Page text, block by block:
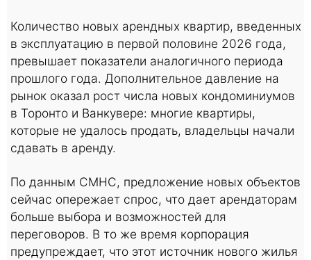
Количество новых арендных квартир, введенных
в эксплуатацию в первой половине 2026 года,
превышает показатели аналогичного периода
прошлого года. Дополнительное давление на
рынок оказал рост числа новых кондоминиумов
в Торонто и Ванкувере: многие квартиры,
которые не удалось продать, владельцы начали
сдавать в аренду.
По данным CMHC, предложение новых объектов
сейчас опережает спрос, что дает арендаторам
больше выбора и возможностей для
переговоров. В то же время корпорация
предупреждает, что этот источник нового жилья